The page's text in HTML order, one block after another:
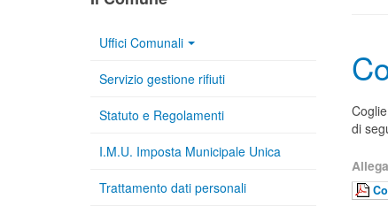
di
Uffici Comunali
Servizio gestione rifiuti
Statuto e Regolamenti
I.M.U. Imposta Municipale Unica
Trattamento dati personali